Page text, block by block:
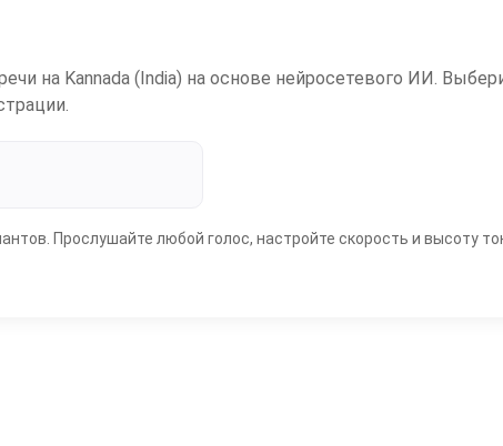
на Kannada (India) на основе нейросетевого ИИ.
Прослушайте любой голос, настройте скорость и высоту